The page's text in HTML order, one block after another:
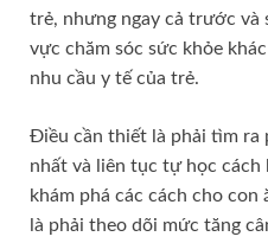
trẻ, nhưng ngay cả trước và
vực chăm sóc sức khỏe
nhu cầu y tế của trẻ.
Điều cần thiết là phải tìm ra
nhất và liên tục tự học
khám phá các cách cho
là phải theo dõi mức tăng